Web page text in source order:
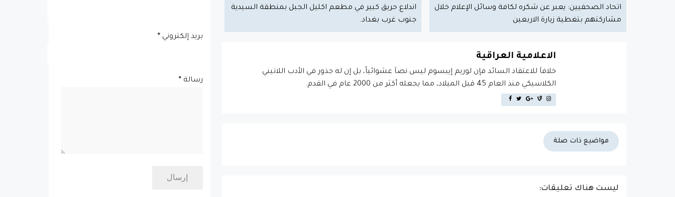
اتحاد الصحفيين: يعبر عن شكره لكافة وسائل الإعلام خلال
مشاركتهم بتغطية زيارة الاربعين
اندلاع حريق كبير في مطعم اكليل الجبل بمنطقة السيدية
جنوب غرب بغداد.
الاعلامية العراقية
خلافاَ للاعتقاد السائد فإن لوريم إيبسوم ليس نصاَ عشوائياً، بل إن له جذور في الأدب اللاتيني
الكلاسيكي منذ العام 45 قبل الميلاد، مما يجعله أكثر من 2000 عام في القدم.
مواضيع ذات صلة
ليست هناك تعليقات:
بريد إلكتروني *
رسالة *